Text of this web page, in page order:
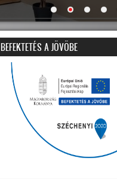
BEFEKTETÉS A JÖVÖBE